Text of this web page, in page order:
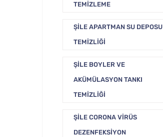
TEMIZLEME
ŞILE APARTMAN SU DEPOSU
TEMIZLIĞI
ŞILE BOYLER VE
AKÜMÜLASYON TANKI
TEMIZLIĞI
ŞILE CORONA VIRÜS
DEZENFEKSIYON